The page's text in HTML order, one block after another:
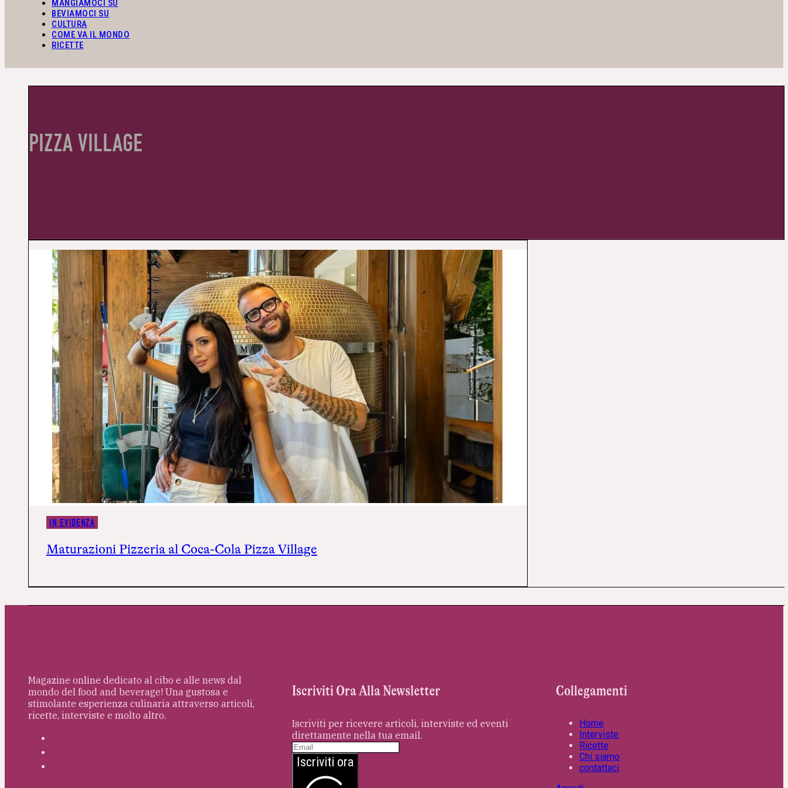
MANGIAMOCI SU
BEVIAMOCI SU
CULTURA
COME VA IL MONDO
RICETTE
PIZZA VILLAGE
IN EVIDENZA
Maturazioni Pizzeria al Coca-Cola Pizza Village
Magazine online dedicato al cibo e alle news dal
mondo del food and beverage! Una gustosa e
stimolante esperienza culinaria attraverso articoli,
ricette, interviste e molto altro.
Iscriviti Ora Alla Newsletter
Iscriviti per ricevere articoli, interviste ed eventi
direttamente nella tua email.
Iscriviti ora
Collegamenti
Home
Interviste
Ricette
Chi siamo
contattaci